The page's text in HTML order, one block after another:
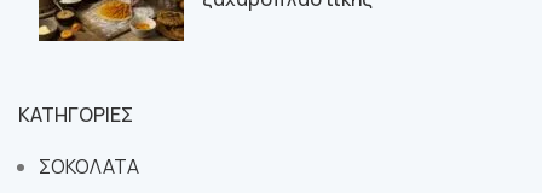
ΚΑΤΗΓΟΡΙΕΣ
ΣΟΚΟΛΑΤΑ